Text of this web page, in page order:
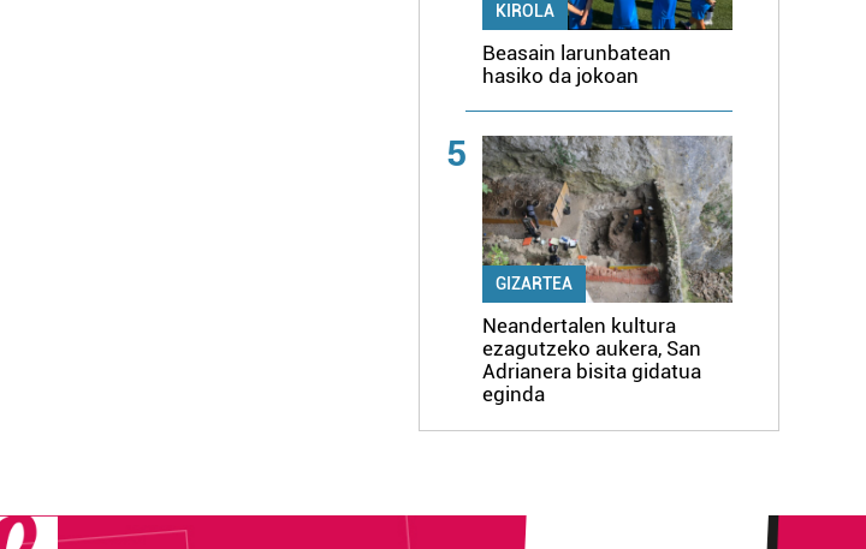
KIROLA
Beasain larunbatean
hasiko da jokoan
5
GIZARTEA
Neandertalen kultura
ezagutzeko aukera, San
Adrianera bisita gidatua
eginda